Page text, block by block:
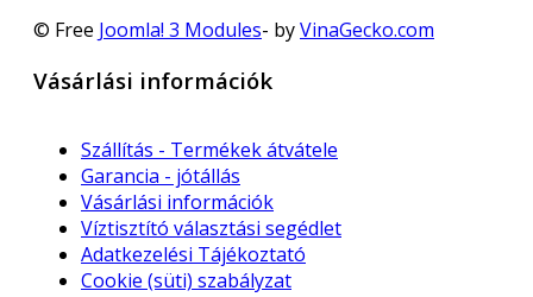
© Free Joomla! 3 Modules- byVinaGecko.com
Vásárlási információk
Szállítás - Termékek átvátele
Garancia - jótállás
Vásárlási információk
Víztisztító választási segédlet
Adatkezelési Tájékoztató
Cookie (süti) szabályzat